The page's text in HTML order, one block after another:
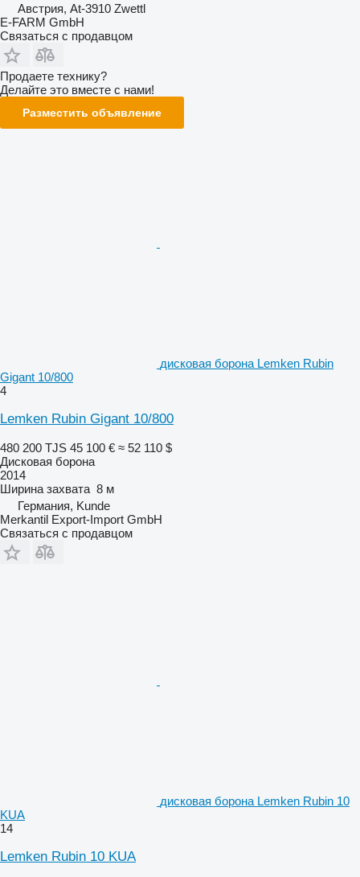
Австрия, At-3910 Zwettl
E-FARM GmbH
Связаться с продавцом
Продаете технику?
Делайте это вместе с нами!
Разместить объявление
дисковая борона Lemken Rubin
Gigant 10/800
4
Lemken Rubin Gigant 10/800
480 200 TJS 45 100 € ≈ 52 110 $
Дисковая борона
2014
Ширина захвата 8 м
Германия, Kunde
Merkantil Export-Import GmbH
Связаться с продавцом
дисковая борона Lemken Rubin 10
KUA
14
Lemken Rubin 10 KUA